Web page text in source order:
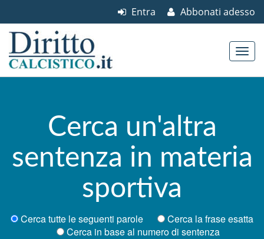
Abbonati adesso
Entra
Cerca un'altra
sentenza in materia
sportiva
Cerca tutte le seguenti parole
Cerca la frase esatta
Cerca in base al numero di sentenza